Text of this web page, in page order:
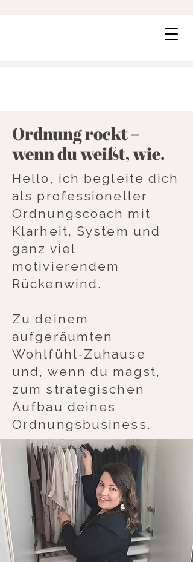
Ordnung rockt –
wenn du weißt, wie.
Hello, ich begleite dich
als professioneller
Ordnungscoach mit
Klarheit, System und
ganz viel
motivierendem
Rückenwind.
Zu deinem
aufgeräumten
Wohlfühl-Zuhause
und, wenn du magst,
zum strategischen
Aufbau deines
Ordnungsbusiness.